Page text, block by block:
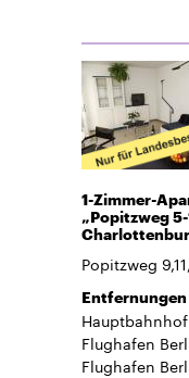
1-Zimmer-
„Popitzweg
Popitzweg
Entfernungen
Hauptbahnhof
Flughafen
Flughafen